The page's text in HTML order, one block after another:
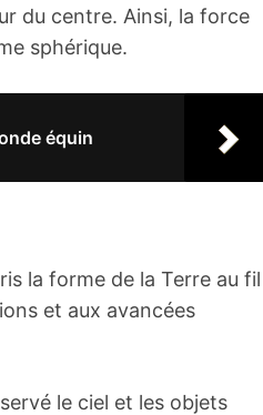
du centre. Ainsi, la force
sphérique.
équin
la forme de la Terre au fil
et aux avancées
le ciel et les objets